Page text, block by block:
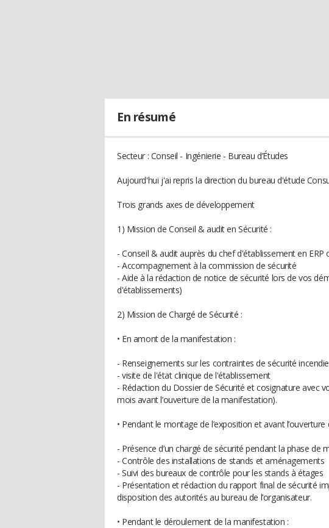
En résumé
Secteur : Conseil - Ingénierie - Bureau d’Études
Aujourd'hui j'ai repris la direction du bureau d'étude
Trois grands axes de développement
1) Mission de Conseil & audit en Sécurité :
- Conseil & audit auprès du chef d'établissement en ERP
- Accompagnement à la commission de sécurité
- Aide à la rédaction de notice de sécurité lors de vos
d'établissements)
2) Mission de Chargé de Sécurité :
• En amont de la manifestation :
- Renseignements sur les contraintes de sécurité
- visite de l'état clinique de l'établissement
- Rédaction du Dossier de Sécurité et cosignature avec
mois avant l’ouverture de la manifestation).
• Pendant le montage de l’exposition et avant
- Présence d’un chargé de sécurité pendant la phase de
- Contrôle des installations de stands et aménagements
- Suivi des bureaux de contrôle pour les stands à étages
- Présentation et rédaction du rapport final de sécurité
disposition des autorités au bureau de l’organisateur.
• Pendant le déroulement de la manifestation :